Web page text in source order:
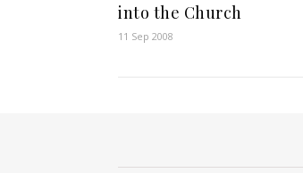
into the Church
11 Sep 2008